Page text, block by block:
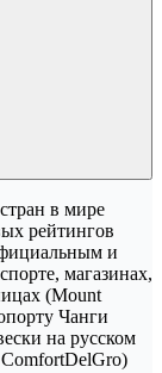
в мире
рейтингов
и
магазинах,
(Mount
Чанги
на русском